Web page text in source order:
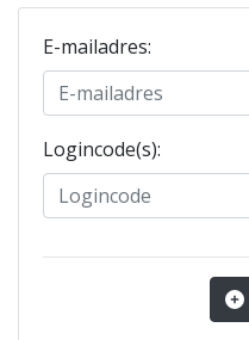
E-mailadres:
Logincode(s):